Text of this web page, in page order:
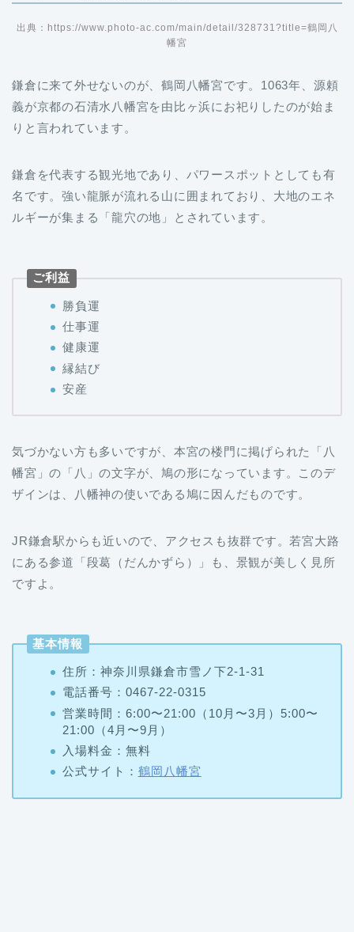
出典：https://www.photo-ac.com/main/detail/328731?title=鶴岡八
幡宮
鎌倉に来て外せないのが、鶴岡八幡宮です。1063年、源頼
義が京都の石清水八幡宮を由比ヶ浜にお祀りしたのが始ま
りと言われています。
鎌倉を代表する観光地であり、パワースポットとしても有
名です。強い龍脈が流れる山に囲まれており、大地のエネ
ルギーが集まる「龍穴の地」とされています。
ご利益
勝負運
仕事運
健康運
縁結び
安産
気づかない方も多いですが、本宮の楼門に掲げられた「八
幡宮」の「八」の文字が、鳩の形になっています。このデ
ザインは、八幡神の使いである鳩に因んだものです。
JR鎌倉駅からも近いので、アクセスも抜群です。若宮大路
にある参道「段葛（だんかずら）」も、景観が美しく見所
ですよ。
基本情報
住所：神奈川県鎌倉市雪ノ下2-1-31
電話番号：0467-22-0315
営業時間：6:00〜21:00（10月〜3月）5:00〜
21:00（4月〜9月）
入場料金：無料
公式サイト： 鶴岡八幡宮